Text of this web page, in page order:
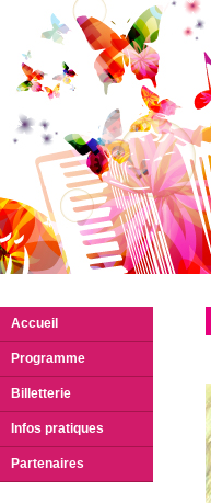
Accueil
Programme
Billetterie
Infos pratiques
Partenaires